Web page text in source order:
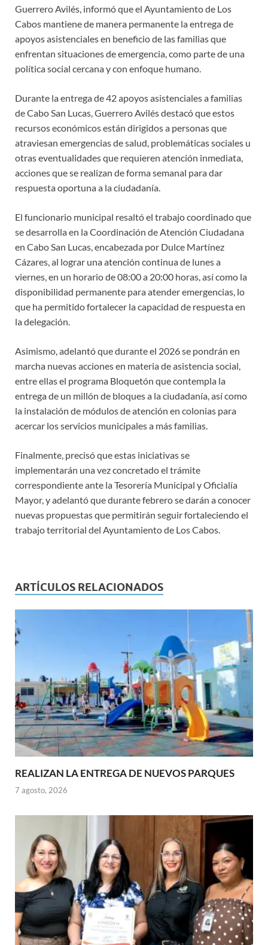
Guerrero Avilés, informó que el Ayuntamiento de Los
Cabos mantiene de manera permanente la entrega de
apoyos asistenciales en beneficio de las familias que
enfrentan situaciones de emergencia, como parte de una
política social cercana y con enfoque humano.
Durante la entrega de 42 apoyos asistenciales a familias
de Cabo San Lucas, Guerrero Avilés destacó que estos
recursos económicos están dirigidos a personas que
atraviesan emergencias de salud, problemáticas sociales u
otras eventualidades que requieren atención inmediata,
acciones que se realizan de forma semanal para dar
respuesta oportuna a la ciudadanía.
El funcionario municipal resaltó el trabajo coordinado que
se desarrolla en la Coordinación de Atención Ciudadana
en Cabo San Lucas, encabezada por Dulce Martínez
Cázares, al lograr una atención continua de lunes a
viernes, en un horario de 08:00 a 20:00 horas, así como la
disponibilidad permanente para atender emergencias, lo
que ha permitido fortalecer la capacidad de respuesta en
la delegación.
Asimismo, adelantó que durante el 2026 se pondrán en
marcha nuevas acciones en materia de asistencia social,
entre ellas el programa Bloquetón que contempla la
entrega de un millón de bloques a la ciudadanía, así como
la instalación de módulos de atención en colonias para
acercar los servicios municipales a más familias.
Finalmente, precisó que estas iniciativas se
implementarán una vez concretado el trámite
correspondiente ante la Tesorería Municipal y Oficialía
Mayor, y adelantó que durante febrero se darán a conocer
nuevas propuestas que permitirán seguir fortaleciendo el
trabajo territorial del Ayuntamiento de Los Cabos.
ARTÍCULOS RELACIONADOS
REALIZAN LA ENTREGA DE NUEVOS PARQUES
7 agosto, 2026